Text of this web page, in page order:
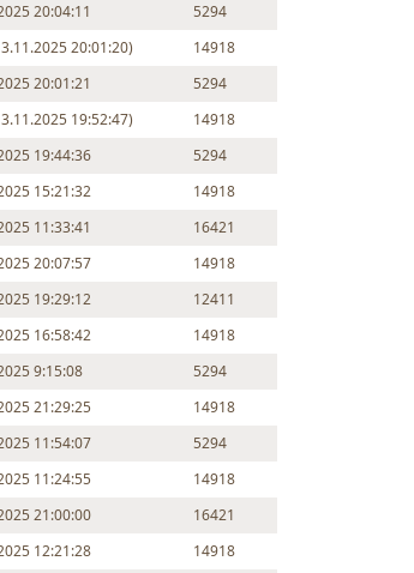
20:04:11
5294
20:01:20)
14918
20:01:21
5294
19:52:47)
14918
19:44:36
5294
15:21:32
14918
11:33:41
16421
20:07:57
14918
19:29:12
12411
16:58:42
14918
9:15:08
5294
21:29:25
14918
11:54:07
5294
11:24:55
14918
21:00:00
16421
12:21:28
14918